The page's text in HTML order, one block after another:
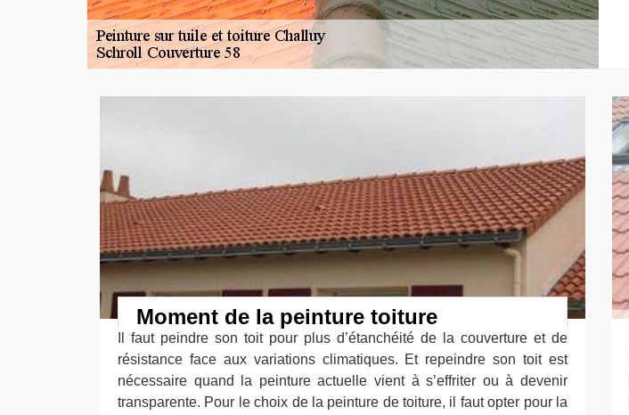
Moment de la peinture toiture
Il faut peindre son toit pour plus d’étanchéité de la couverture et de
résistance face aux variations climatiques. Et repeindre son toit est
nécessaire quand la peinture actuelle vient à s’effriter ou à devenir
transparente. Pour le choix de la peinture de toiture, il faut opter pour la